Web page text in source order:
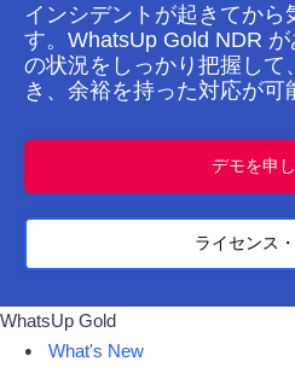
インシデントが起きてから
す。WhatsUp Gold NDR
の状況をしっかり把握して
き、余裕を持った対応が可
デモを申
ライセンス
WhatsUp Gold
What's New